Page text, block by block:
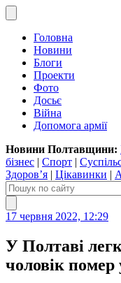
Головна
Новини
Блоги
Проекти
Фото
Досьє
Війна
Допомога армії
Новини Полтавщини:
бізнес | Спорт |
Здоров’я | Цікавинки |
17 червня 2022, 12:29
У Полтаві
чоловік помер